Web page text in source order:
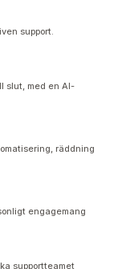
support.
slut, med en AI-
räddning
engagemang
supportteamet